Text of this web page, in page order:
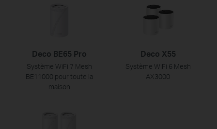
Deco BE65 Pro
Système WiFi 7 Mesh
BE11000 pour toute la
maison
Deco X55
Système WiFi 6 Mesh
AX3000